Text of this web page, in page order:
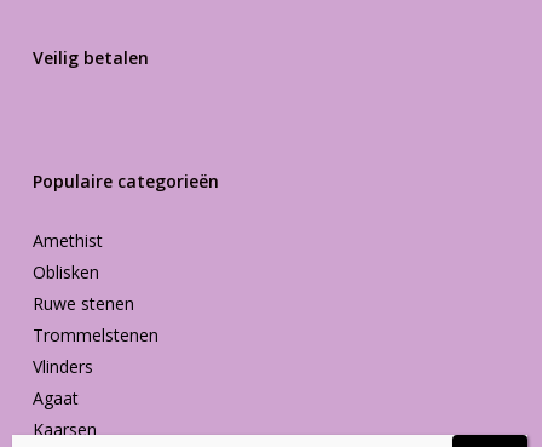
Veilig betalen
Populaire categorieën
Amethist
Oblisken
Ruwe stenen
Trommelstenen
Vlinders
Agaat
Kaarsen